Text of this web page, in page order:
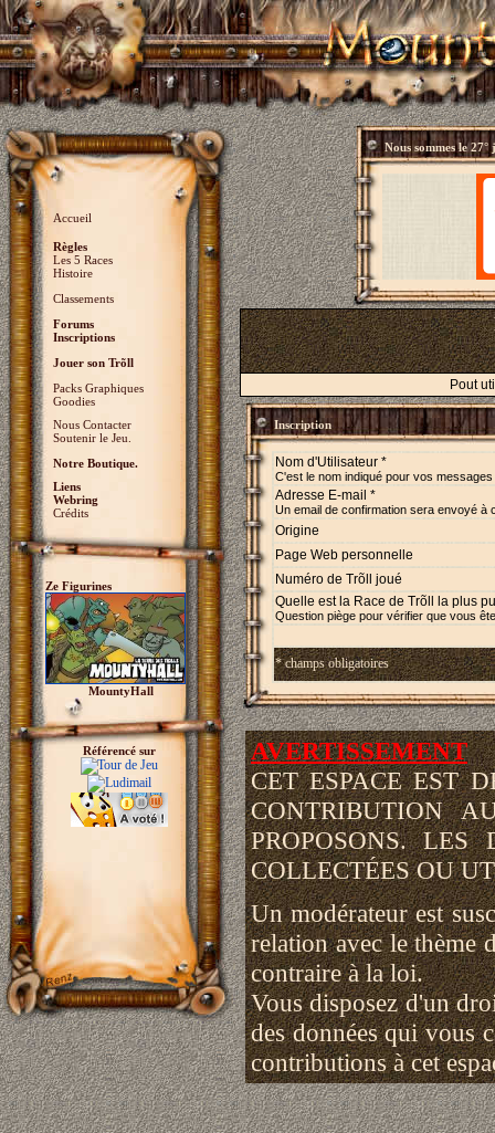
Accueil
Règles
Les 5 Races
Histoire
Classements
Forums
Inscriptions
Jouer son Trõll
Packs Graphiques
Goodies
Nous Contacter
Soutenir le Jeu.
Notre Boutique.
Liens
Webring
Crédits
Ze Figurines
MountyHall
Référencé sur
Nous sommes le27°
Pout
Inscription
Nom d'Utilisateur *
C'est le nom indiqué pour vos
Adresse E-mail *
Un email de confirmation sera envoyé à
Origine
Page Web personnelle
Numéro de Trõll joué
Quelle est la Race de Trõll la plus
Question piège pour vérifier que vous
* champs obligatoires
AVERTISSEMENT
CET ESPACE EST
CONTRIBUTION
PROPOSONS.
COLLECTÉES OU
Un modérateur est
relation avec le thème
contraire à la loi.
Vous disposez d'un
des données qui vous
contributions à cet